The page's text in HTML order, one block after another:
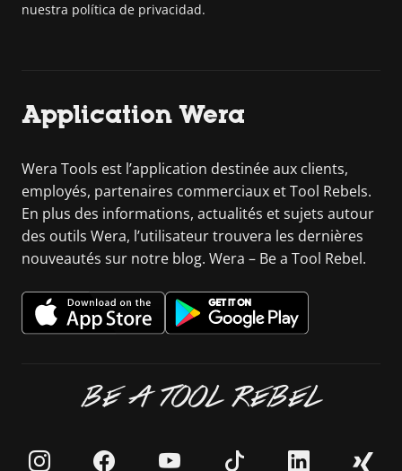
nuestra política de privacidad.
Application Wera
Wera Tools est l’application destinée aux clients,
employés, partenaires commerciaux et Tool Rebels.
En plus des informations, actualités et sujets autour
des outils Wera, l’utilisateur trouvera les dernières
nouveautés sur notre blog. Wera – Be a Tool Rebel.
BE A TOOL REBEL